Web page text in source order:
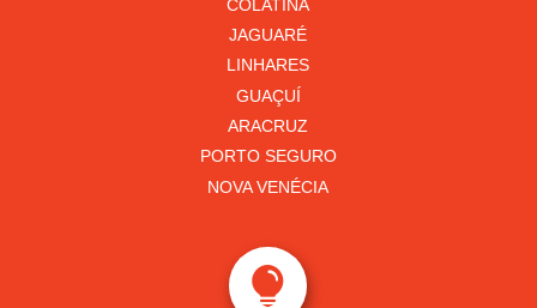
COLATINA
JAGUARÉ
LINHARES
GUAÇUÍ
ARACRUZ
PORTO SEGURO
NOVA VENÉCIA
